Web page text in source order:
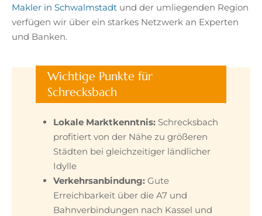
Makler in Schwalmstadt und der umliegenden Region
verfügen wir über ein starkes Netzwerk an Experten
und Banken.
Wichtige Punkte für
Schrecksbach
Lokale Marktkenntnis: Schrecksbach
profitiert von der Nähe zu größeren
Städten bei gleichzeitiger ländlicher
Idylle
Verkehrsanbindung: Gute
Erreichbarkeit über die A7 und
Bahnverbindungen nach Kassel und